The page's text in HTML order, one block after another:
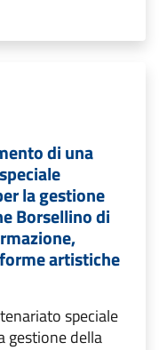
di una
la gestione
Borsellino di
artistiche
speciale
gestione della